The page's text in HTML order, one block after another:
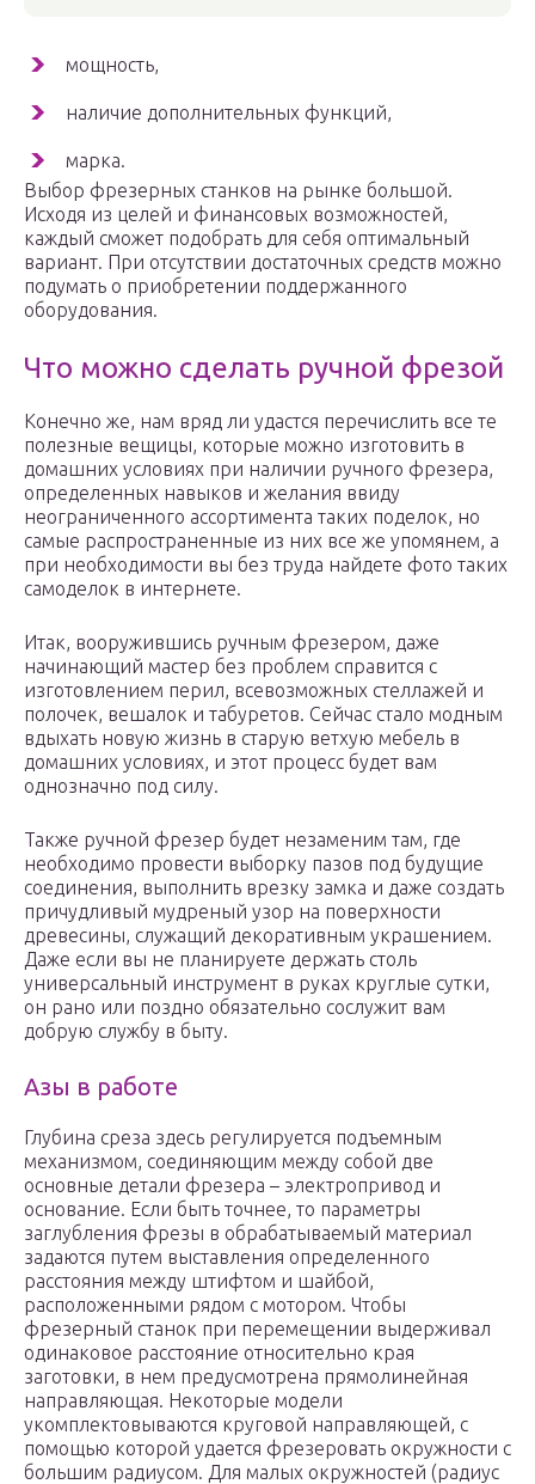
мощность,
наличие дополнительных функций,
марка.
Выбор фрезерных станков на рынке большой.
Исходя из целей и финансовых возможностей,
каждый сможет подобрать для себя оптимальный
вариант. При отсутствии достаточных средств можно
подумать о приобретении поддержанного
оборудования.
Что можно сделать ручной фрезой
Конечно же, нам вряд ли удастся перечислить все те
полезные вещицы, которые можно изготовить в
домашних условиях при наличии ручного фрезера,
определенных навыков и желания ввиду
неограниченного ассортимента таких поделок, но
самые распространенные из них все же упомянем, а
при необходимости вы без труда найдете фото таких
самоделок в интернете.
Итак, вооружившись ручным фрезером, даже
начинающий мастер без проблем справится с
изготовлением перил, всевозможных стеллажей и
полочек, вешалок и табуретов. Сейчас стало модным
вдыхать новую жизнь в старую ветхую мебель в
домашних условиях, и этот процесс будет вам
однозначно под силу.
Также ручной фрезер будет незаменим там, где
необходимо провести выборку пазов под будущие
соединения, выполнить врезку замка и даже создать
причудливый мудреный узор на поверхности
древесины, служащий декоративным украшением.
Даже если вы не планируете держать столь
универсальный инструмент в руках круглые сутки,
он рано или поздно обязательно сослужит вам
добрую службу в быту.
Азы в работе
Глубина среза здесь регулируется подъемным
механизмом, соединяющим между собой две
основные детали фрезера – электропривод и
основание. Если быть точнее, то параметры
заглубления фрезы в обрабатываемый материал
задаются путем выставления определенного
расстояния между штифтом и шайбой,
расположенными рядом с мотором. Чтобы
фрезерный станок при перемещении выдерживал
одинаковое расстояние относительно края
заготовки, в нем предусмотрена прямолинейная
направляющая. Некоторые модели
укомплектовываются круговой направляющей, с
помощью которой удается фрезеровать окружности с
большим радиусом. Для малых окружностей (радиус